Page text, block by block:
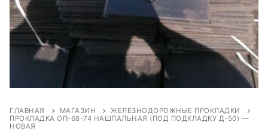
ГЛАВНАЯ МАГАЗИН
ЖЕЛЕЗНОДОРОЖНЫЕ ПРОКЛАДКИ
ПРОКЛАДКА OП-68-74 НАШПАЛЬНАЯ (ПОД ПОДКЛАДКУ Д-50) —
НОВАЯ